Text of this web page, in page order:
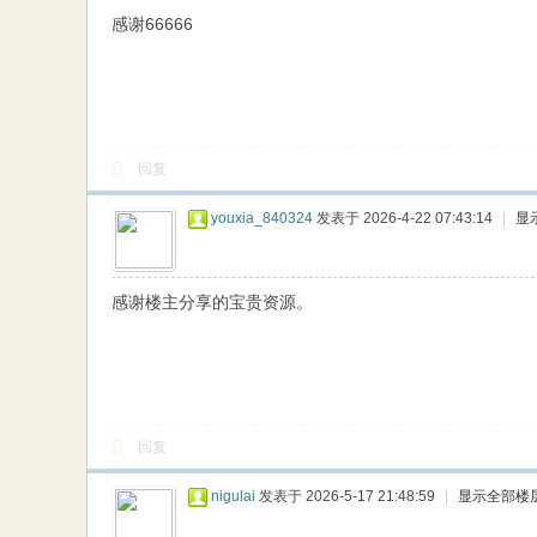
感谢66666
回复
youxia_840324 发表于 2026-4-22 07:43:14 显
感谢楼主分享的宝贵资源。
回复
nigulai 发表于 2026-5-17 21:48:59 显示全部楼